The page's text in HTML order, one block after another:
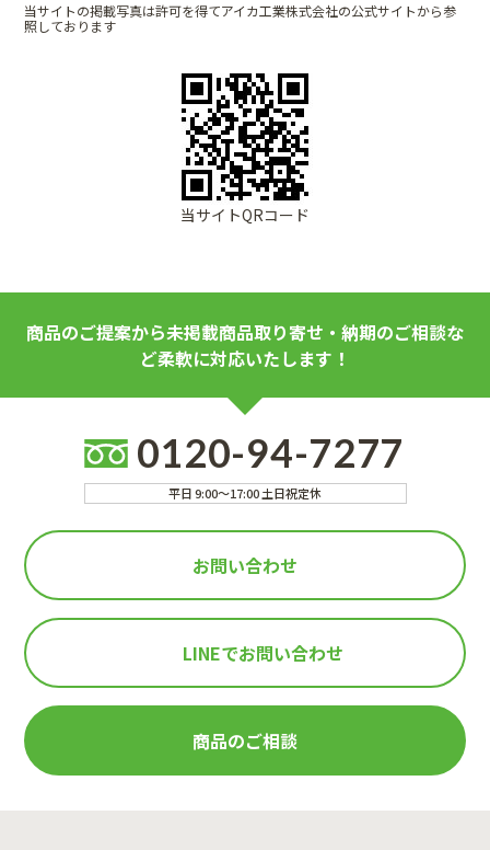
当サイトの掲載写真は許可を得てアイカ工業株式会社の公式サイトから参
照しております
当サイトQRコード
商品のご提案から未掲載商品取り寄せ・納期のご相談な
ど柔軟に対応いたします！
0120-94-7277
平日 9:00～17:00 土日祝定休
お問い合わせ
LINEでお問い合わせ
商品のご相談